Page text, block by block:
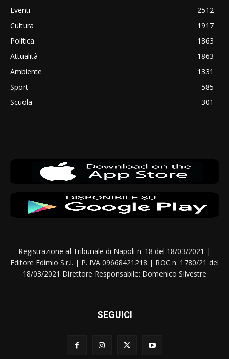
Eventi
2512
Cultura
1917
Politica
1863
Attualità
1863
Ambiente
1331
Sport
585
Scuola
301
Registrazione al Tribunale di Napoli n. 18 del 18/03/2021 |
Editore Edimio S.r.l. | P. IVA 09668421218 | ROC n. 1780/21 del
18/03/2021 Direttore Responsabile: Domenico Silvestre
SEGUICI